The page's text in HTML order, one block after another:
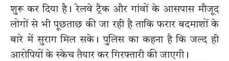
शुरू कर दिया है। रेलवे ट्रैक और गांवों के आसपास मौजूद
लोगों से भी पूछताछ की जा रही है ताकि फरार बदमाशों के
बारे में सुराग मिल सके। पुलिस का कहना है कि जल्द ही
आरोपियों के स्केच तैयार कर गिरफ्तारी की जाएगी।